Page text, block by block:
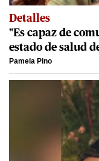
Detalles
"Es capaz de
estado de salud
Pamela Pino